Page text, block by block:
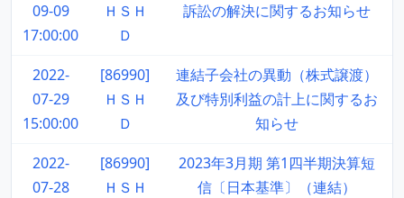
09-09
17:00:00
ＨＳＨ
Ｄ
訴訟の解決に関するお知らせ
2022-
07-29
15:00:00
[86990]
ＨＳＨ
Ｄ
連結子会社の異動（株式譲渡）
及び特別利益の計上に関するお
知らせ
2022-
07-28
[86990]
ＨＳＨ
2023年3月期 第1四半期決算短
信〔日本基準〕（連結）